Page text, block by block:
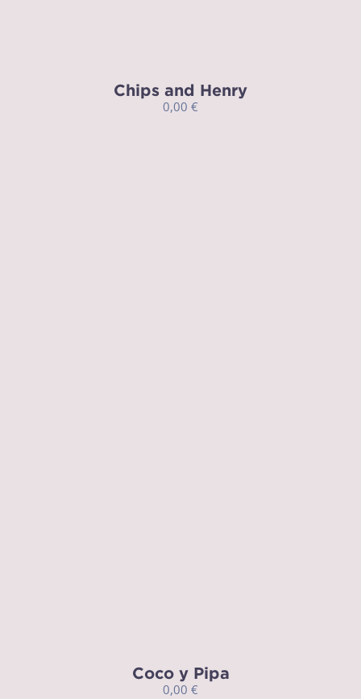
Chips and Henry
0,00 €
Coco y Pipa
0,00 €